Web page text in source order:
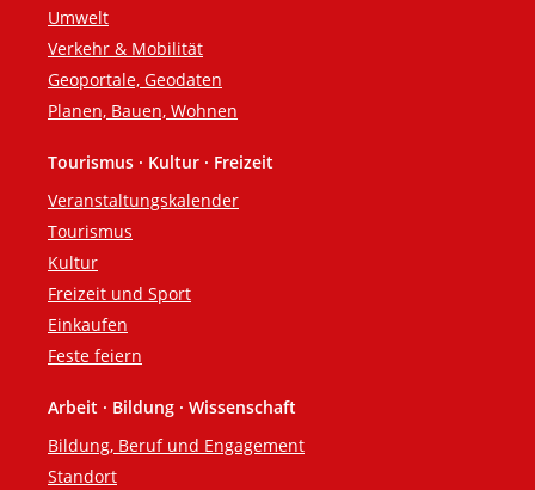
Umwelt
Verkehr & Mobilität
Geoportale, Geodaten
Planen, Bauen, Wohnen
Tourismus · Kultur · Freizeit
Veranstaltungskalender
Tourismus
Kultur
Freizeit und Sport
Einkaufen
Feste feiern
Arbeit · Bildung · Wissenschaft
Bildung, Beruf und Engagement
Standort